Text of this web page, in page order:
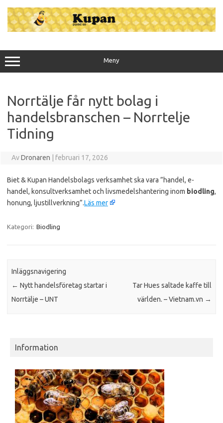
innehåll
Meny
Norrtälje får nytt bolag i
handelsbranschen – Norrtelje
Tidning
AvDronaren februari 17, 2026
Biet & Kupan Handelsbolags verksamhet ska vara ”handel, e-
handel, konsultverksamhet och livsmedelshantering inom biodling,
honung, ljustillverkning”.Läs mer
Kategori: Biodling
Inläggsnavigering
← Nytt handelsföretag startar i
Norrtälje – UNT
Tar Hues saltade kaffe till
världen. – Vietnam.vn →
Information